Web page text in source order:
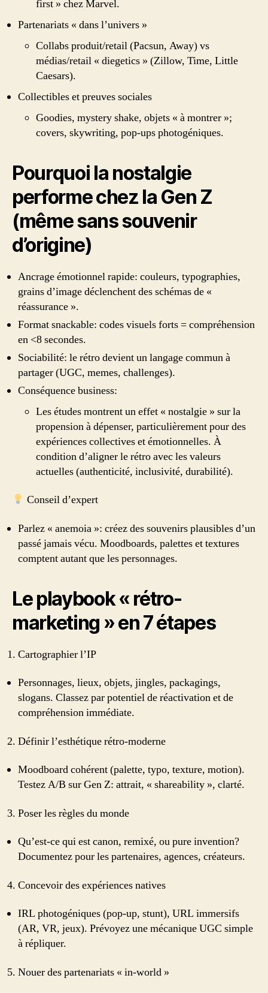
first » chez Marvel.
Partenariats « dans l’univers »
Collabs produit/retail (Pacsun, Away) vs
médias/retail « diegetics » (Zillow, Time, Little
Caesars).
Collectibles et preuves sociales
Goodies, mystery shake, objets « à montrer »;
covers, skywriting, pop-ups photogéniques.
Pourquoi la nostalgie
performe chez la Gen Z
(même sans souvenir
d’origine)
Ancrage émotionnel rapide: couleurs, typographies,
grains d’image déclenchent des schémas de «
réassurance ».
Format snackable: codes visuels forts = compréhension
en <8 secondes.
Sociabilité: le rétro devient un langage commun à
partager (UGC, memes, challenges).
Conséquence business:
Les études montrent un effet « nostalgie » sur la
propension à dépenser, particulièrement pour des
expériences collectives et émotionnelles. À
condition d’aligner le rétro avec les valeurs
actuelles (authenticité, inclusivité, durabilité).
Conseil d’expert
Parlez « anemoia »: créez des souvenirs plausibles d’un
passé jamais vécu. Moodboards, palettes et textures
comptent autant que les personnages.
Le playbook « rétro-
marketing » en 7 étapes
Cartographier l’IP
Personnages, lieux, objets, jingles, packagings,
slogans. Classez par potentiel de réactivation et de
compréhension immédiate.
Définir l’esthétique rétro-moderne
Moodboard cohérent (palette, typo, texture, motion).
Testez A/B sur Gen Z: attrait, « shareability », clarté.
Poser les règles du monde
Qu’est-ce qui est canon, remixé, ou pure invention?
Documentez pour les partenaires, agences, créateurs.
Concevoir des expériences natives
IRL photogéniques (pop-up, stunt), URL immersifs
(AR, VR, jeux). Prévoyez une mécanique UGC simple
à répliquer.
Nouer des partenariats « in-world »